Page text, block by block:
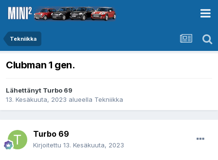
Tekniikka
Clubman 1 gen.
Lähettänyt Turbo 69
13. Kesäkuuta, 2023 alueella Tekniikka
Turbo 69
Kirjoitettu 13. Kesäkuuta, 2023